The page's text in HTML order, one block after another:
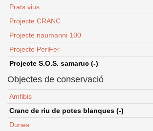
Prats vius
Projecte CRANC
Projecte naumanni 100
Projecte PeriFer
Projecte S.O.S. samaruc (-)
Objectes de conservació
Amfibis
Cranc de riu de potes blanques (-)
Dunes